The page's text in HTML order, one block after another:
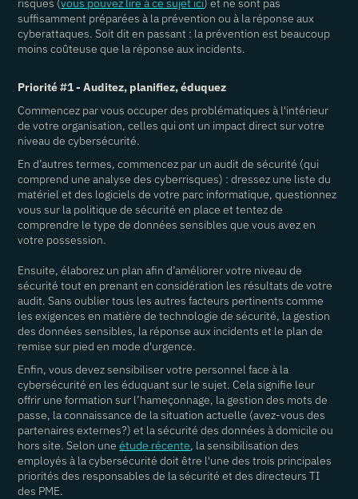
risques (vous pouvez lire à ce sujet ici) et ne sont pas
suffisamment préparées à la prévention ou à la réponse aux
cyberattaques. Soit dit en passant : la prévention est beaucoup
moins coûteuse que la réponse aux incidents.
Priorité #1 - Auditez, planifiez, éduquez
Commencez par vous occuper des problématiques à l'intérieur
de votre organisation, celles qui ont un impact direct sur votre
niveau de cybersécurité.
En d’autres termes, commencez par un audit de sécurité (qui
comprend une analyse des cyberrisques) : dressez une liste du
matériel et des logiciels de votre parc informatique, questionnez
vous sur la politique de sécurité en place et tentez de
comprendre le type de données sensibles que vous avez en
votre possession.
Ensuite, élaborez un plan afin d’améliorer votre niveau de
sécurité tout en prenant en considération les résultats de votre
audit. Sans oublier tous les autres facteurs pertinents comme
les exigences en matière de technologie de sécurité, la gestion
des données sensibles, la réponse aux incidents et le plan de
remise sur pied en mode d'urgence.
Enfin, vous devez sensibiliser votre personnel face à la
cybersécurité en les éduquant sur le sujet. Cela signifie leur
offrir une formation sur l’hameçonnage, la gestion des mots de
passe, la connaissance de la situation actuelle (avez-vous des
partenaires externes?) et la sécurité des données à domicile ou
hors site. Selon uneétude récente, la sensibilisation des
employés à la cybersécurité doit être l'une des trois principales
priorités des responsables de la sécurité et des directeurs TI
des PME.